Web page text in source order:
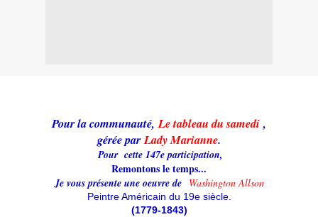
Pour la communauté,Le tableau du samedi ,
gérée parLady Marianne.
Pour cette 147e participation,
Remontons le temps...
Je vous présente une oeuvre de Washington Allson
Peintre Américain du 19e siècle.
(1779-1843)